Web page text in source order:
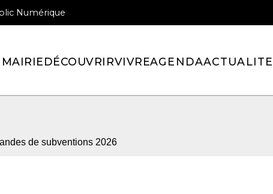
Numérique
DÉCOUVRIRVIVREAGENDA
de subventions 2026